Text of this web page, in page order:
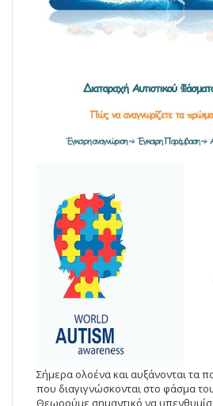
Σήμερα ολοένα και αυξάνονται τα
που διαγιγνώσκονται στο φάσμα
Θεωρούμε σημαντικό να